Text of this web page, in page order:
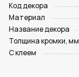
Код декора
Материал
Название декора
Толщина кромки, мм
С клеем